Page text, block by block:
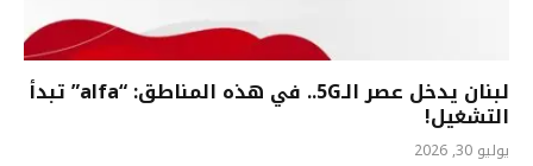
لبنان يدخل عصر الـ5G.. في هذه المناطق: “alfa” تبدأ
التشغيل!
يوليو 30, 2026